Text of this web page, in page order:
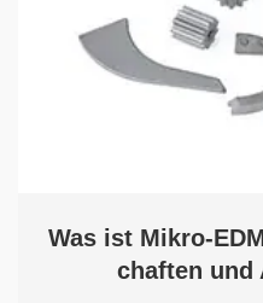
Was ist Mikro-
chaften und